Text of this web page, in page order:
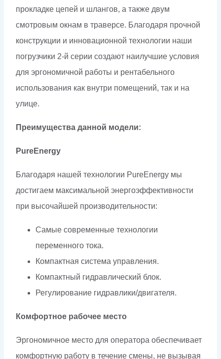
прокладке цепей и шлангов, а также двум
смотровым окнам в траверсе. Благодаря прочной
конструкции и инновационной технологии наши
погрузчики 2-й серии создают наилучшие условия
для эргономичной работы и рентабельного
использования как внутри помещений, так и на
улице.
Преимущества данной модели:
PureEnergy
Благодаря нашей технологии PureEnergy мы
достигаем максимальной энергоэффективности
при высочайшей производительности:
Самые современные технологии
переменного тока.
Компактная система управления.
Компактный гидравлический блок.
Регулирование гидравлики/двигателя.
Комфортное рабочее место
Эргономичное место для оператора обеспечивает
комфортную работу в течение смены, не вызывая